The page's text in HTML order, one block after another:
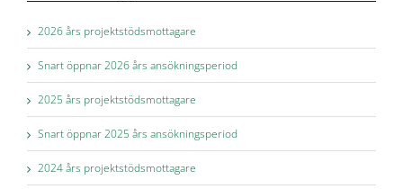
2026 års projektstödsmottagare
Snart öppnar 2026 års ansökningsperiod
2025 års projektstödsmottagare
Snart öppnar 2025 års ansökningsperiod
2024 års projektstödsmottagare